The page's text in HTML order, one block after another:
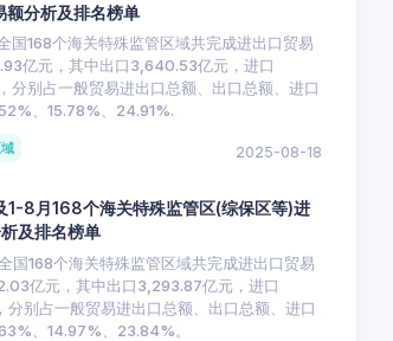
额分析及排名榜单
国168个海关特殊监管区域共完成进出口贸易
亿元，其中出口3,640.53亿元，进口
分别占一般贸易进出口总额、出口总额、进口
、15.78%、24.91%.
2025-08-18
8月168个海关特殊监管区(综保区等)进
及排名榜单
国168个海关特殊监管区域共完成进出口贸易
亿元，其中出口3,293.87亿元，进口
分别占一般贸易进出口总额、出口总额、进口
、14.97%、23.84%。